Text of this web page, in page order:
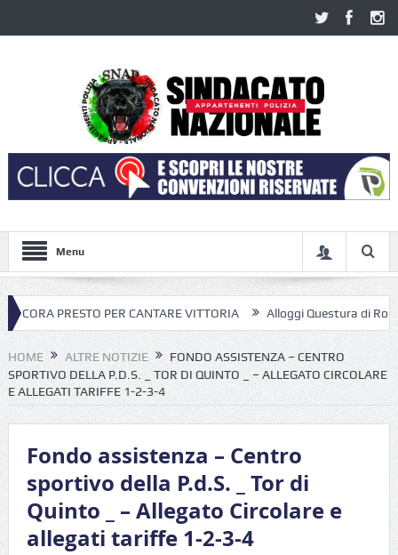
Menu
PER CANTARE VITTORIA Alloggi Questura di Roma; dopo
HOME ALTRE NOTIZIE
FONDO ASSISTENZA – CENTRO
SPORTIVO DELLA P.D.S. _ TOR DI QUINTO _ – ALLEGATO CIRCOLARE
E ALLEGATI TARIFFE 1-2-3-4
Fondo assistenza – Centro
sportivo della P.d.S. _ Tor di
Quinto _ – Allegato Circolare e
allegati tariffe 1-2-3-4